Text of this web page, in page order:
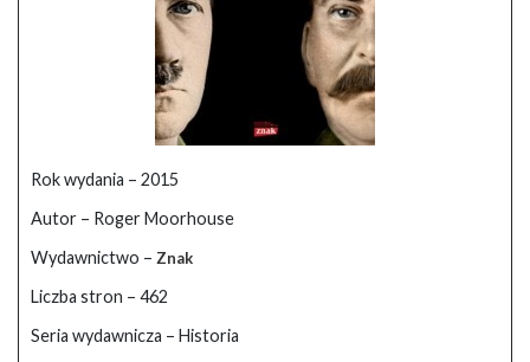
Rok wydania – 2015
Autor – Roger Moorhouse
Wydawnictwo – Znak
Liczba stron – 462
Seria wydawnicza – Historia